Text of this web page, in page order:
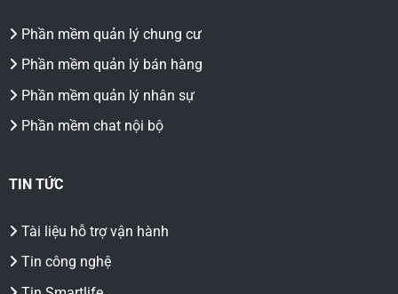
Phần mềm quản lý chung cư
Phần mềm quản lý bán hàng
Phần mềm quản lý nhân sự
Phần mềm chat nội bộ
TIN TỨC
Tài liệu hỗ trợ vận hành
Tin công nghệ